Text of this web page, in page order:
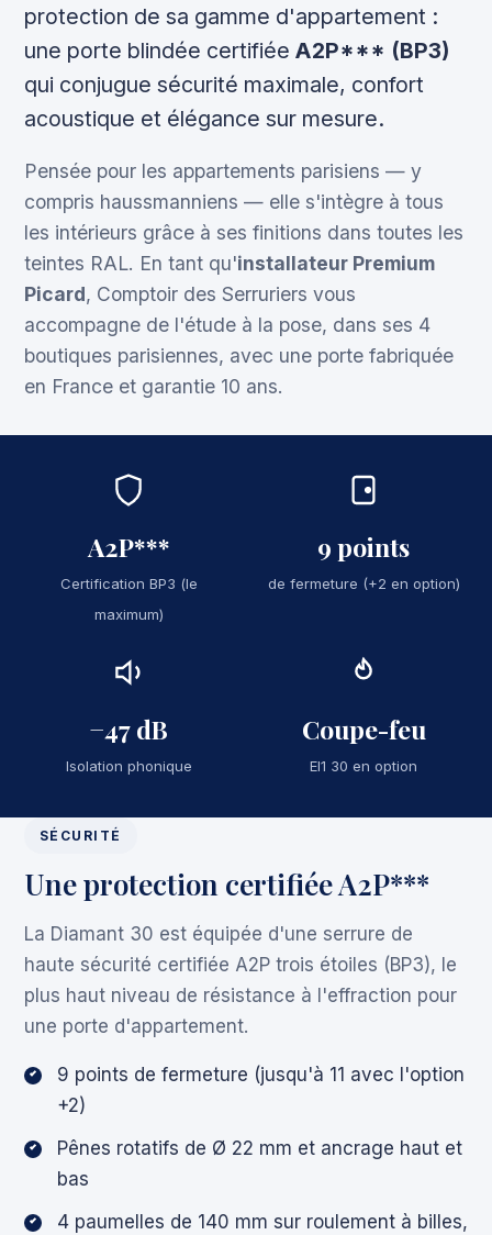
protection de sa gamme d'appartement :
une porte blindée certifiée A2P*** (BP3)
qui conjugue sécurité maximale, confort
acoustique et élégance sur mesure.
Pensée pour les appartements parisiens — y
compris haussmanniens — elle s'intègre à tous
les intérieurs grâce à ses finitions dans toutes les
teintes RAL. En tant qu'installateur Premium
Picard, Comptoir des Serruriers vous
accompagne de l'étude à la pose, dans ses 4
boutiques parisiennes, avec une porte fabriquée
en France et garantie 10 ans.
A2P***
Certification BP3 (le
maximum)
9 points
de fermeture (+2 en option)
−47 dB
Isolation phonique
Coupe-feu
EI1 30 en option
SÉCURITÉ
Une protection certifiée A2P***
La Diamant 30 est équipée d'une serrure de
haute sécurité certifiée A2P trois étoiles (BP3), le
plus haut niveau de résistance à l'effraction pour
une porte d'appartement.
9 points de fermeture (jusqu'à 11 avec l'option
+2)
Pênes rotatifs de Ø 22 mm et ancrage haut et
bas
4 paumelles de 140 mm sur roulement à billes,